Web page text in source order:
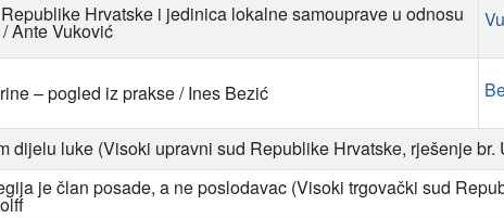
Hrvatske i jedinica lokalne samouprave u odnosu
Ante Vuković
– pogled iz prakse / Ines Bezić
dijelu luke (Visoki upravni sud Republike Hrvatske, rješenje
je član posade, a ne poslodavac (Visoki trgovački sud